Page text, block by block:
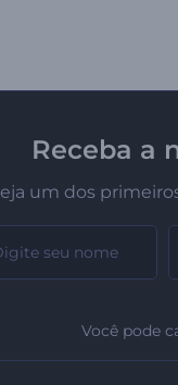
Receba a
um dos
Você pode